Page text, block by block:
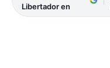
Libertador en